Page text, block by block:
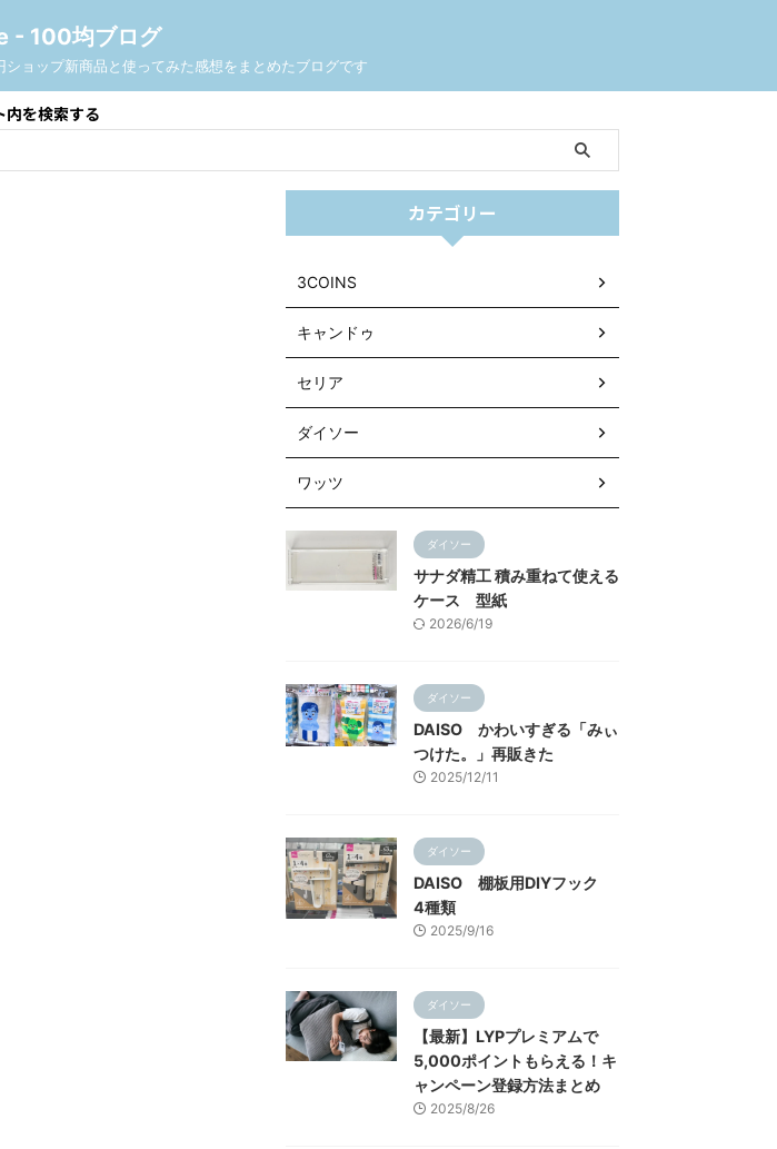
- 100均ブログ
ョップ新商品と使ってみた感想をまとめたブログです
内を検索する
カテゴリー
3COINS
キャンドゥ
セリア
ダイソー
ワッツ
ダイソー
サナダ精工 積み重ねて使える
ケース 型紙
2026/6/19
ダイソー
DAISO かわいすぎる「みぃ
つけた。」再販きた
2025/12/11
ダイソー
DAISO 棚板用DIYフック
4種類
2025/9/16
ダイソー
【最新】LYPプレミアムで
5,000ポイントもらえる！キ
ャンペーン登録方法まとめ
2025/8/26